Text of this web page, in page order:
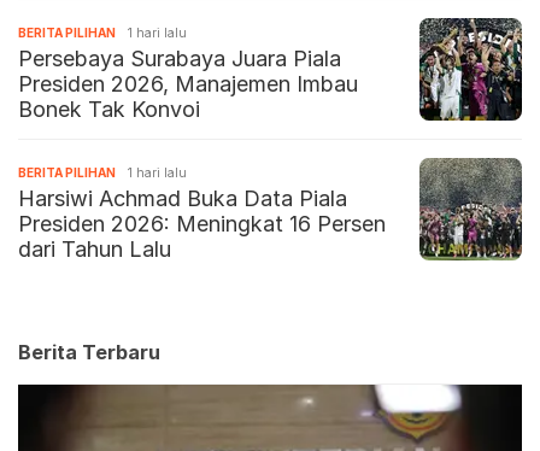
BERITA PILIHAN 1 hari lalu
Persebaya Surabaya Juara Piala
Presiden 2026, Manajemen Imbau
Bonek Tak Konvoi
BERITA PILIHAN 1 hari lalu
Harsiwi Achmad Buka Data Piala
Presiden 2026: Meningkat 16 Persen
dari Tahun Lalu
Berita Terbaru